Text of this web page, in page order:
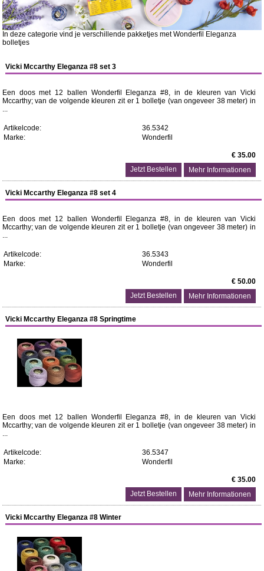
In deze categorie vind je verschillende pakketjes met Wonderfil Eleganza
bolletjes
Vicki Mccarthy Eleganza #8 set 3
Een doos met 12 ballen Wonderfil Eleganza #8, in de kleuren van Vicki
Mccarthy; van de volgende kleuren zit er 1 bolletje (van ongeveer 38 meter) in
...
Artikelcode:
36.5342
Marke:
Wonderfil
€ 35.00
Mehr Informationen
Vicki Mccarthy Eleganza #8 set 4
Een doos met 12 ballen Wonderfil Eleganza #8, in de kleuren van Vicki
Mccarthy; van de volgende kleuren zit er 1 bolletje (van ongeveer 38 meter) in
...
Artikelcode:
36.5343
Marke:
Wonderfil
€ 50.00
Mehr Informationen
Vicki Mccarthy Eleganza #8 Springtime
Een doos met 12 ballen Wonderfil Eleganza #8, in de kleuren van Vicki
Mccarthy; van de volgende kleuren zit er 1 bolletje (van ongeveer 38 meter) in
...
Artikelcode:
36.5347
Marke:
Wonderfil
€ 35.00
Mehr Informationen
Vicki Mccarthy Eleganza #8 Winter